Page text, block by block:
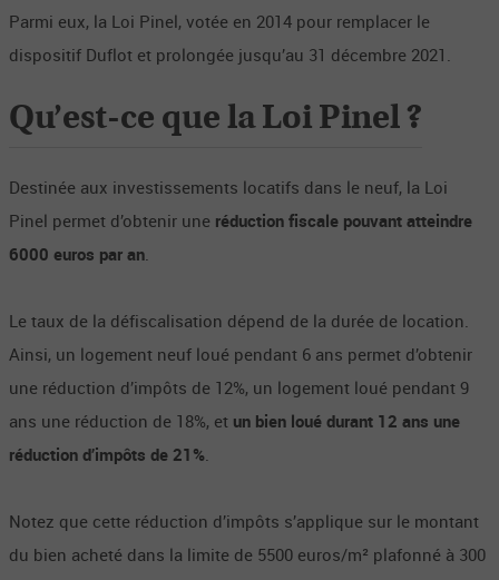
Parmi eux, la Loi Pinel, votée en 2014 pour remplacer le
dispositif Duflot et prolongée jusqu’au 31 décembre 2021.
Qu’est-ce que la Loi Pinel ?
Destinée aux investissements locatifs dans le neuf, la Loi
Pinel permet d’obtenir une réduction fiscale pouvant atteindre
6000 euros par an
Le taux de la défiscalisation dépend de la durée de location.
Ainsi, un logement neuf loué pendant 6 ans permet d’obtenir
une réduction d’impôts de 12%, un logement loué pendant 9
ans une réduction de 18%, et un bien loué durant 12 ans une
réduction d’impôts de 21%
Notez que cette réduction d’impôts s’applique sur le montant
du bien acheté dans la limite de 5500 euros/m² plafonné à 300